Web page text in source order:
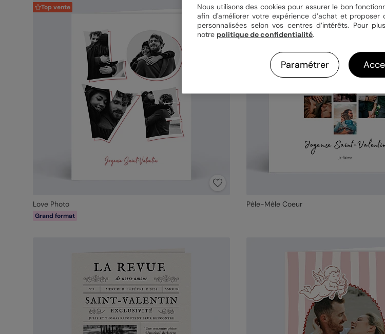
Top vente
Love Photo
Grand format
Top vente
Pêle-Mêle Coeur
Nous utilisons des cookies pour assurer le bon
afin d'améliorer votre expérience d’achat et
personnalisées selon vos centres d’intérêts. Pour
notre politique de confidentialité.
Paramétrer